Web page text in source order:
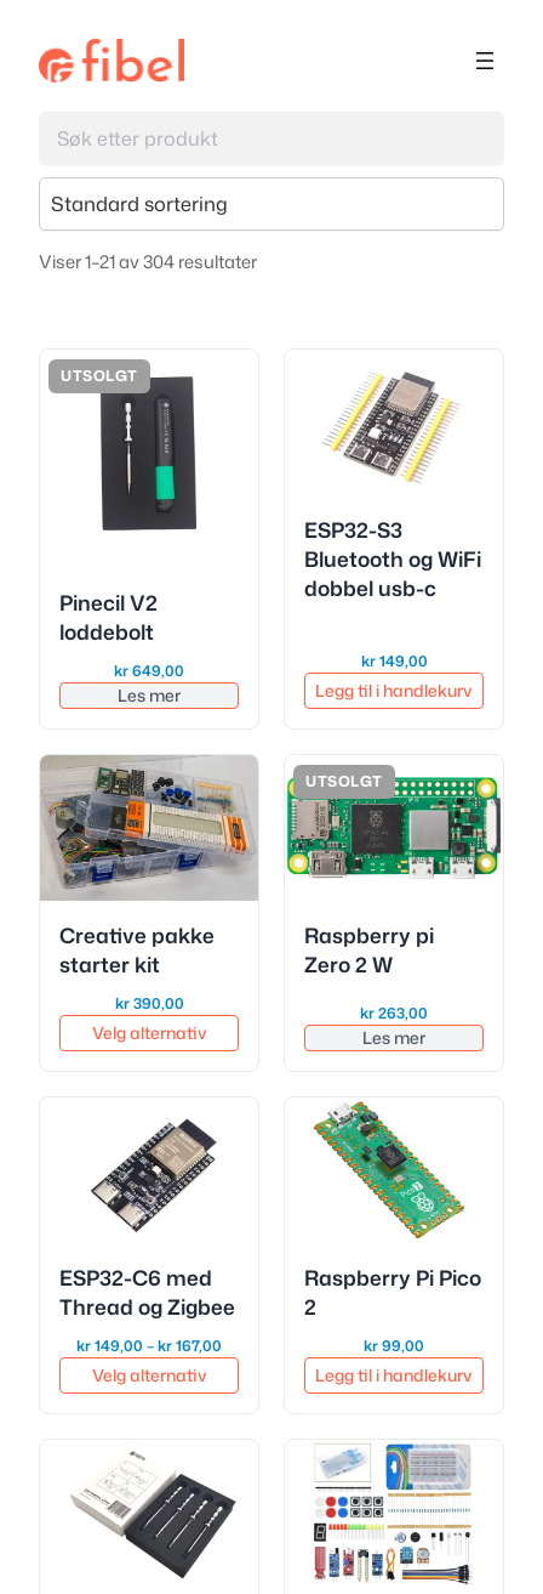
innhold
Produkter
Viser1–21av304resultater
UTSOLGT
Pinecil V2
loddebolt
kr649,00
Les mer
ESP32-S3
Bluetooth og WiFi
dobbel usb-c
kr149,00
Legg til i handlekurv
Creative pakke
starter kit
kr390,00
Velg alternativ
UTSOLGT
Raspberry pi
Zero 2 W
kr263,00
Les mer
ESP32-C6 med
Thread og Zigbee
kr149,00 –kr167,00
kr 149,00
til
Velg alternativ
Raspberry Pi Pico
2
kr99,00
Legg til i handlekurv